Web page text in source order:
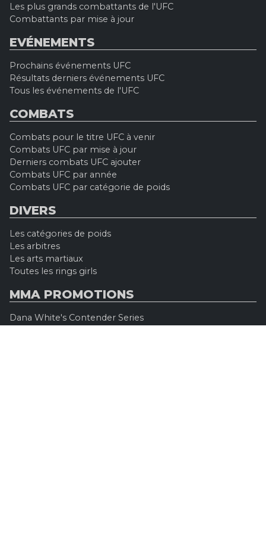
Les plus grands combattants de l'UFC
Combattants par mise à jour
EVÉNEMENTS
Prochains événements UFC
Résultats derniers événements UFC
Tous les événements de l'UFC
COMBATS
Combats pour le titre UFC à venir
Combats UFC par mise à jour
Derniers combats UFC ajouter
Combats UFC par année
Combats UFC par catégorie de poids
DIVERS
Les catégories de poids
Les arbitres
Les arts martiaux
Toutes les rings girls
MMA PROMOTIONS
Dana White's Contender Series